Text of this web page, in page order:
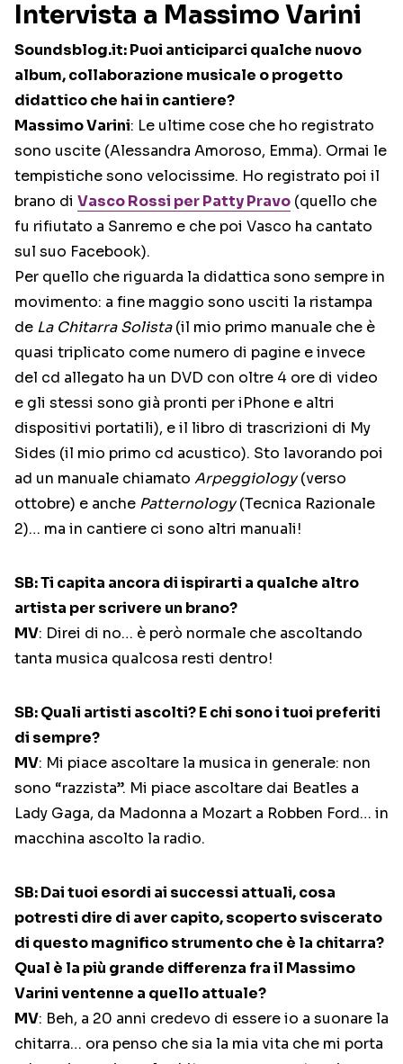
Intervista a Massimo Varini
Soundsblog.it: Puoi anticiparci qualche nuovo
album, collaborazione musicale o progetto
didattico che hai in cantiere?
Massimo Varini: Le ultime cose che ho registrato
sono uscite (Alessandra Amoroso, Emma). Ormai le
tempistiche sono velocissime. Ho registrato poi il
brano di Vasco Rossi per Patty Pravo (quello che
fu rifiutato a Sanremo e che poi Vasco ha cantato
sul suo Facebook).
Per quello che riguarda la didattica sono sempre in
movimento: a fine maggio sono usciti la ristampa
de La Chitarra Solista(il mio primo manuale che è
quasi triplicato come numero di pagine e invece
del cd allegato ha un DVD con oltre 4 ore di video
e gli stessi sono già pronti per iPhone e altri
dispositivi portatili), e il libro di trascrizioni di My
Sides (il mio primo cd acustico). Sto lavorando poi
ad un manuale chiamato Arpeggiology(verso
ottobre) e anche Patternology(Tecnica Razionale
2)… ma in cantiere ci sono altri manuali!
SB: Ti capita ancora di ispirarti a qualche altro
artista per scrivere un brano?
MV: Direi di no… è però normale che ascoltando
tanta musica qualcosa resti dentro!
SB: Quali artisti ascolti? E chi sono i tuoi preferiti
di sempre?
MV: Mi piace ascoltare la musica in generale: non
sono “razzista”. Mi piace ascoltare dai Beatles a
Lady Gaga, da Madonna a Mozart a Robben Ford… in
macchina ascolto la radio.
SB: Dai tuoi esordi ai successi attuali, cosa
potresti dire di aver capito, scoperto sviscerato
di questo magnifico strumento che è la chitarra?
Qual è la più grande differenza fra il Massimo
Varini ventenne a quello attuale?
MV: Beh, a 20 anni credevo di essere io a suonare la
chitarra… ora penso che sia la mia vita che mi porta